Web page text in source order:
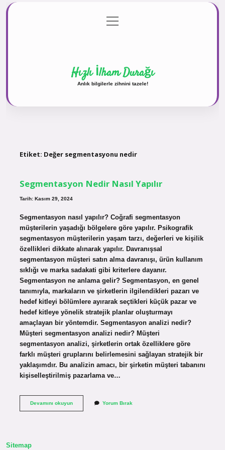
Gizlilik Politikası
menüyü
aç
Hızlı İlham Durağı
Anlık bilgilerle zihnini tazele!
Etiket: Değer segmentasyonu nedir
Segmentasyon Nedir Nasıl Yapılır
Tarih: Kasım 29, 2024
Segmentasyon nasıl yapılır? Coğrafi segmentasyon
müşterilerin yaşadığı bölgelere göre yapılır. Psikografik
segmentasyon müşterilerin yaşam tarzı, değerleri ve kişilik
özellikleri dikkate alınarak yapılır. Davranışsal
segmentasyon müşteri satın alma davranışı, ürün kullanım
sıklığı ve marka sadakati gibi kriterlere dayanır.
Segmentasyon ne anlama gelir? Segmentasyon, en genel
tanımıyla, markaların ve şirketlerin ilgilendikleri pazarı ve
hedef kitleyi bölümlere ayırarak seçtikleri küçük pazar ve
hedef kitleye yönelik stratejik planlar oluşturmayı
amaçlayan bir yöntemdir. Segmentasyon analizi nedir?
Müşteri segmentasyon analizi nedir? Müşteri
segmentasyon analizi, şirketlerin ortak özelliklere göre
farklı müşteri gruplarını belirlemesini sağlayan stratejik bir
yaklaşımdır. Bu analizin amacı, bir şirketin müşteri tabanını
kişiselleştirilmiş pazarlama ve…
Devamını okuyunSegmentasyonYorum Bırak
Sitemap